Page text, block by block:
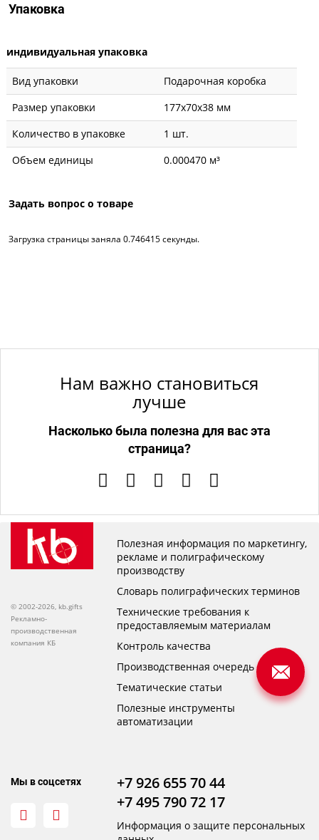
Упаковка
индивидуальная упаковка
Вид упаковки
Подарочная коробка
Размер упаковки
177x70x38 мм
Количество в упаковке
1 шт.
Объем единицы
0.000470 м³
Задать вопрос о товаре
Загрузка страницы заняла 0.746415 секунды.
Нам важно становиться
лучше
Насколько была полезна для вас эта
страница?
© 2002-2026, kb.gifts
Рекламно-
производственная
компания КБ
Полезная информация по маркетингу,
рекламе и полиграфическому
производству
Словарь полиграфических терминов
Технические требования к
предоставляемым материалам
Контроль качества
Производственная очередь
Тематические статьи
Полезные инструменты
автоматизации
Мы в соцсетях
+7 926 655 70 44
+7 495 790 72 17
Информация о защите персональных